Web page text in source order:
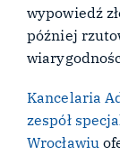
wypowiedź
później
Kancelaria
zespół
Wrocławiu